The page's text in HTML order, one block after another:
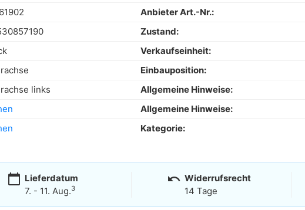
Anbieter Art.-Nr.:
Zustand:
Verkaufseinheit:
Einbauposition:
links Allgemeine Hinweise:
Allgemeine Hinweise:
Kategorie:
calendar_today Lieferdatum
7. - 11. Aug.3
undo Widerrufsrecht
14 Tage